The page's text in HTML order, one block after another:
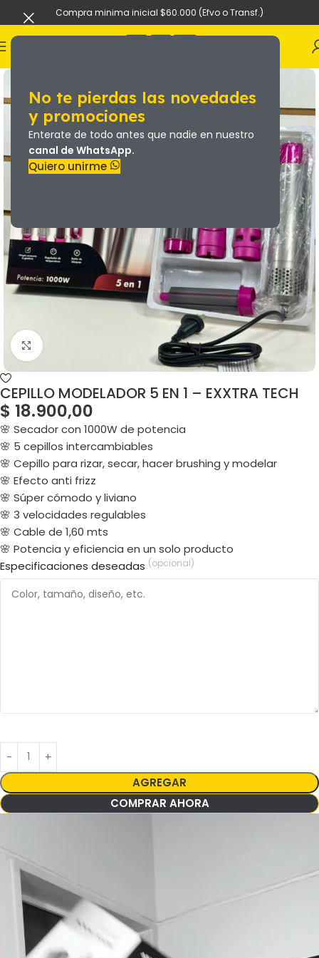
No te pierdas las novedades
y promociones
Enterate de todo antes que nadie en nuestro
canal de WhatsApp.
Quiero unirme
Compra minima inicial $60.000 (Efvo o Transf.)
CEPILLO MODELADOR 5 EN 1 – EXXTRA TECH
$ 18.900,00
🌸 Secador con 1000W de potencia
🌸 5 cepillos intercambiables
🌸 Cepillo para rizar, secar, hacer brushing y modelar
🌸 Efecto anti frizz
🌸 Súper cómodo y liviano
🌸 3 velocidades regulables
🌸 Cable de 1,60 mts
🌸 Potencia y eficiencia en un solo producto
Especificaciones deseadas (opcional)
AGREGAR
COMPRAR AHORA
vídeo